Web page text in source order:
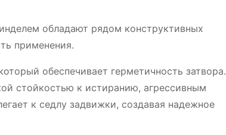
обладают рядом конструктивных
применения․
обеспечивает герметичность затвора․
стойкостью к истиранию, агрессивным
к седлу задвижки, создавая надежное